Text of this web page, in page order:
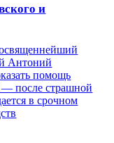
и
Антоний
помощь
после страшной
в срочном